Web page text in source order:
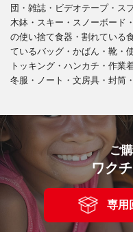
団・雑誌・ビデオテープ・ス
木鉢・スキー・スノーボード
の使い捨て食器・割れている
ているバッグ・かばん・靴・
トッキング・ハンカチ・作業
冬服・ノート・文房具・封筒
ご
ワク
専用